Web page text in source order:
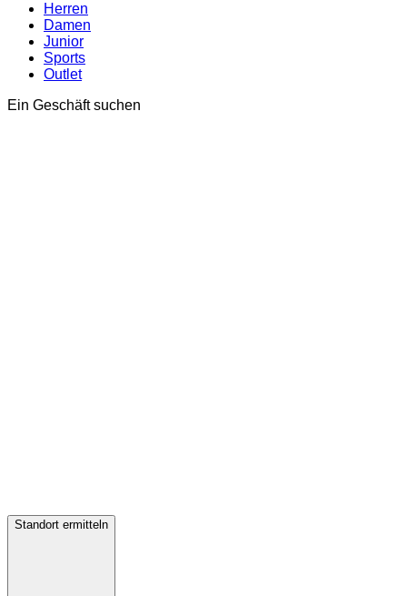
Herren
Damen
Junior
Sports
Outlet
Ein Geschäft suchen
Standort ermitteln